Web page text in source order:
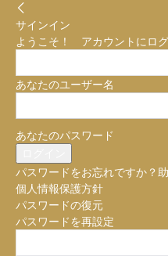
サインイン
ようこそ！ アカウントにロ
あなたのユーザー名
あなたのパスワード
パスワードをお忘れですか？
個人情報保護方針
パスワードの復元
パスワードを再設定